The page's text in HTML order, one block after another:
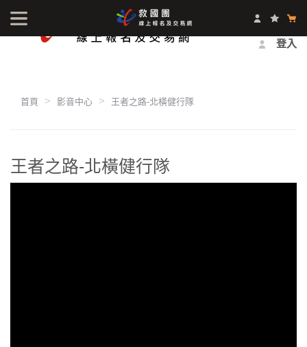
影音中心 報名方式
登入
首頁 影音中心 王者之路-北橫健行隊
王者之路-北橫健行隊